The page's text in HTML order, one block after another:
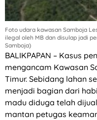
Foto udara kawasan Samboja
ilegal oleh MB dan disulap jadi
Samboja)
BALIKPAPAN – Kasus
mengancam Kawasan
Timur. Sebidang lahan
menjadi bagian dari
madu diduga telah
mantan petugas